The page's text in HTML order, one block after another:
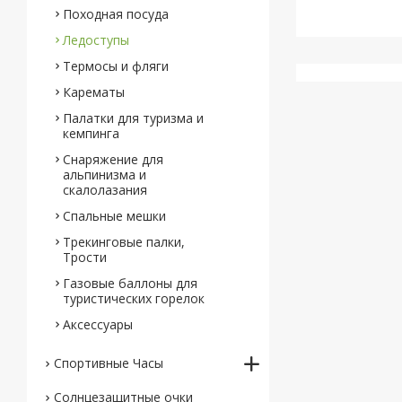
Походная посуда
Ледоступы
Термосы и фляги
Карематы
Палатки для туризма и
кемпинга
Снаряжение для
альпинизма и
скалолазания
Спальные мешки
Трекинговые палки,
Трости
Газовые баллоны для
туристических горелок
Аксессуары
Спортивные Часы
Солнцезащитные очки